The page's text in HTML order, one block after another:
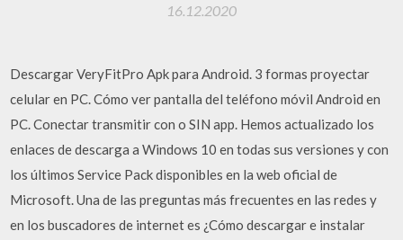
16.12.2020
Descargar VeryFitPro Apk para Android. 3 formas proyectar
celular en PC. Cómo ver pantalla del teléfono móvil Android en
PC. Conectar transmitir con o SIN app. Hemos actualizado los
enlaces de descarga a Windows 10 en todas sus versiones y con
los últimos Service Pack disponibles en la web oficial de
Microsoft. Una de las preguntas más frecuentes en las redes y
en los buscadores de internet es ¿Cómo descargar e instalar